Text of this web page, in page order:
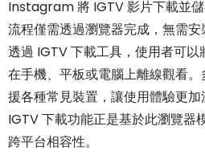
Instagram 將 IGTV 影片下載並
流程僅需透過瀏覽器完成，無需安
透過 IGTV 下載工具，使用者可以
在手機、平板或電腦上離線觀看
援各種常見裝置，讓使用體驗更加
IGTV 下載功能正是基於此瀏覽器
跨平台相容性。